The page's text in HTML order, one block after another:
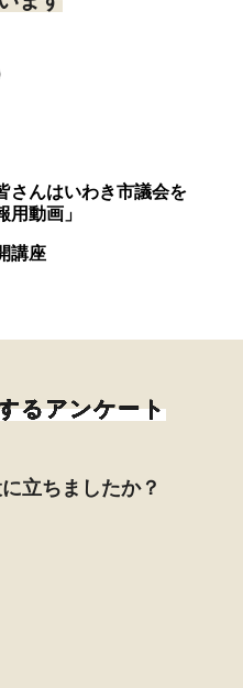
さんはいわき市議会を
用動画」
講座
るアンケート
立ちましたか？